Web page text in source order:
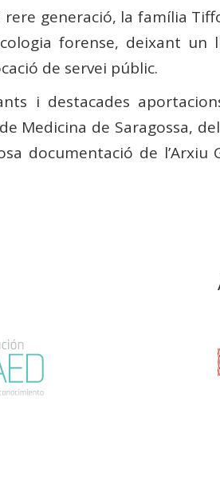
rere generació, la família
forense, deixant un
de servei públic.
i destacades
Medicina de Saragossa,
documentació de l’Arxiu